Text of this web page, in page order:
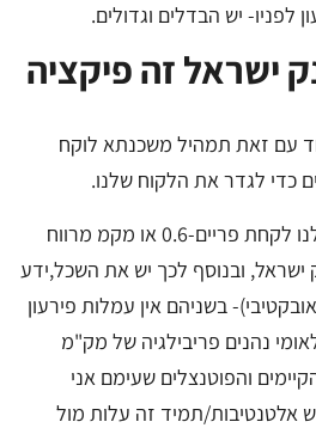
לפניו- יש הבדלים וגדולים.
ישראל זה פיקציה
עם זאת תמהיל משכנתא לוקח
כדי לגדר את הלקוח שלנו.
כלומר בגדול כן? מה נכון לנו לקחת פריים-0.6 או מקמ מרווח
בנק ישראל, ובנוסף לכך יש את השכל,ידע
בשניהם אין עמלות פירעון
נהנים פריבילגיה של מק"מ
והפוטנצלים שעימם אני
אלטנטיבות/תמיד זה עלות מול